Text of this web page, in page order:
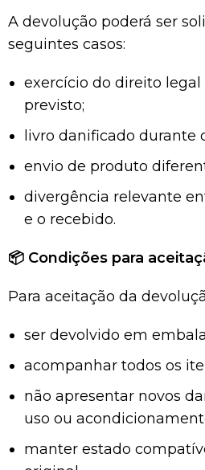
A devolução poderá ser
seguintes casos:
exercício do direito
previsto;
livro danificado durante
envio de produto
divergência relevante
e o recebido.
📦 Condições para
Para aceitação da
ser devolvido em
acompanhar todos os
não apresentar novos
uso ou
manter estado